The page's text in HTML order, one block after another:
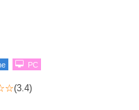
PC
(3.4)